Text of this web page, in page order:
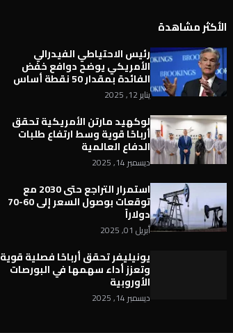
الأكثر مشاهدة
رئيس الاحتياطي الفيدرالي
الأمريكي يوضح دوافع خفض
الفائدة بمقدار 50 نقطة أساس
يناير 12, 2025
لوكهيد مارتن الأمريكية تحقق
أرباحًا قوية وسط ارتفاع طلبات
الدفاع العالمية
ديسمبر 14, 2025
استمرار التراجع حتى 2030 مع
توقعات بوصول السعر إلى 60-70
دولاراً
أبريل 01, 2025
يونيليفر تحقق أرباحًا فصلية قوية
وتعزز أداء سهمها في البورصات
الأوروبية
ديسمبر 14, 2025